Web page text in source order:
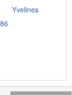
Yvelines